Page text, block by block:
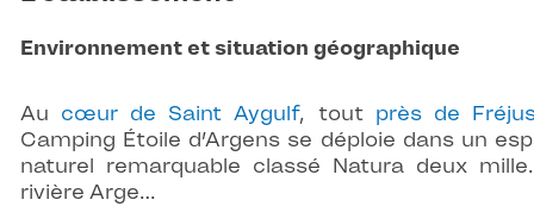
Environnement et situation géographique
Au cœur de Saint Aygulf, tout près de
Camping Étoile d’Argens se déploie dans un
naturel remarquable classé Natura deux
rivière Arge…